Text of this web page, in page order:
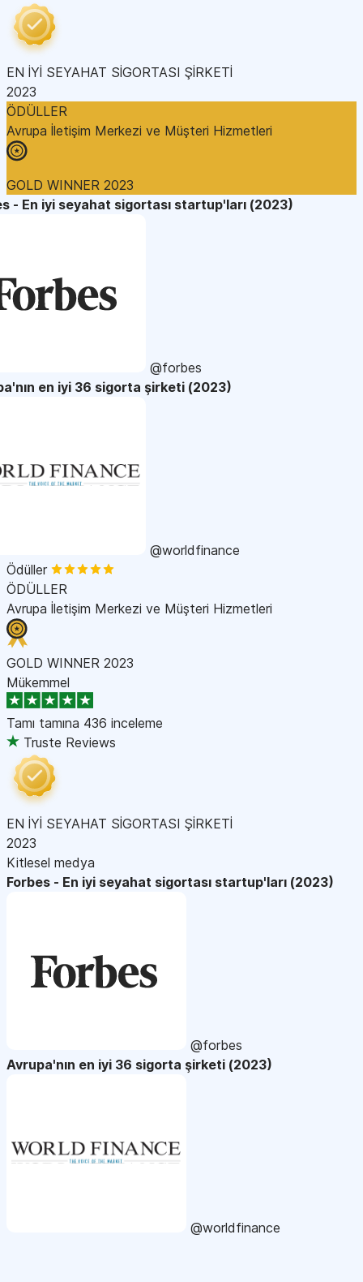
EN İYİ SEYAHAT SİGORTASI ŞİRKETİ
2023
ÖDÜLLER
Avrupa İletişim Merkezi ve Müşteri Hizmetleri
GOLD WINNER 2023
- En iyi seyahat sigortası startup'ları (2023)
@forbes
en iyi 36 sigorta şirketi (2023)
@worldfinance
Ödüller
ÖDÜLLER
Avrupa İletişim Merkezi ve Müşteri Hizmetleri
GOLD WINNER 2023
Mükemmel
Tamı tamına 436 inceleme
Truste Reviews
EN İYİ SEYAHAT SİGORTASI ŞİRKETİ
2023
Kitlesel medya
Forbes - En iyi seyahat sigortası startup'ları (2023)
@forbes
Avrupa'nın en iyi 36 sigorta şirketi (2023)
@worldfinance